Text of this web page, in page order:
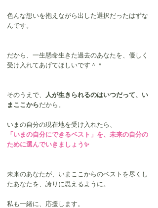
色んな想いを抱えながら出した選択だったはずな
んです。
だから、一生懸命生きた過去のあなたを、優しく
受け入れてあげてほしいです＾＾
そのうえで、 人が生きられるのはいつだって、い
まここからだから。
いまの自分の現在地を受け入れたら、
「いまの自分にできるベスト」を、未来の自分の
ために選んでいきましょう✨
未来のあなたが、いまここからのベストを尽くし
たあなたを、誇りに思えるように。
私も一緒に、応援します。